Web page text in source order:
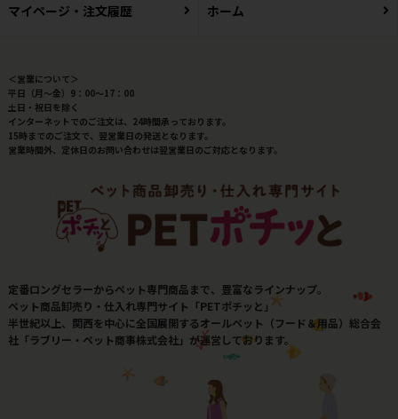
マイページ・注文履歴 ホーム
＜営業について＞
平日（月～金）9：00～17：00
土日・祝日を除く
インターネットでのご注文は、24時間承っております。
15時までのご注文で、翌営業日の発送となります。
営業時間外、定休日のお問い合わせは翌営業日のご対応となります。
定番ロングセラーからペット専門商品まで、豊富なラインナップ。
ペット商品卸売り・仕入れ専門サイト「PETポチッと」
半世紀以上、関西を中心に全国展開するオールペット（フード＆用品）総合会
社「ラブリー・ペット商事株式会社」が運営しております。